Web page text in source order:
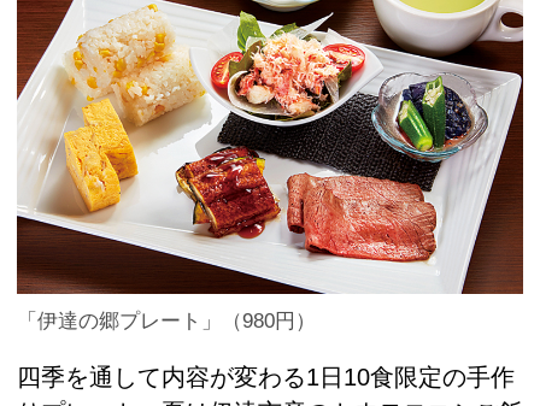
「伊達の郷プレート」（980円）
四季を通して内容が変わる1日10食限定の手作